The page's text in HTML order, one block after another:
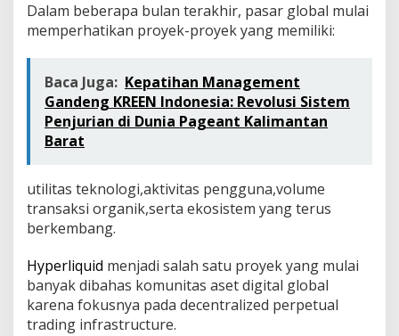
Dalam beberapa bulan terakhir, pasar global mulai
memperhatikan proyek-proyek yang memiliki:
Baca Juga: Kepatihan Management
Gandeng KREEN Indonesia: Revolusi Sistem
Penjurian di Dunia Pageant Kalimantan
Barat
utilitas teknologi,aktivitas pengguna,volume
transaksi organik,serta ekosistem yang terus
berkembang.
Hyperliquid menjadi salah satu proyek yang mulai
banyak dibahas komunitas aset digital global
karena fokusnya pada decentralized perpetual
trading infrastructure.